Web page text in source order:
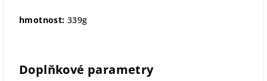
hmotnost: 339g
Doplňkové parametry